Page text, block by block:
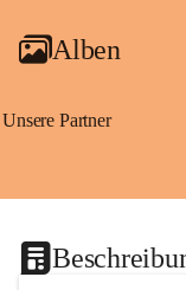
Alben
Unsere Partner